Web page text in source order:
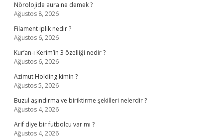
Nörolojide aura ne demek ?
Ağustos 8, 2026
Filament iplik nedir ?
Ağustos 6, 2026
Kur’an-ı Kerim’in 3 özelliği nedir ?
Ağustos 6, 2026
Azimut Holding kimin ?
Ağustos 5, 2026
Buzul aşındırma ve biriktirme şekilleri nelerdir ?
Ağustos 4, 2026
Arif diye bir futbolcu var mı ?
Ağustos 4, 2026